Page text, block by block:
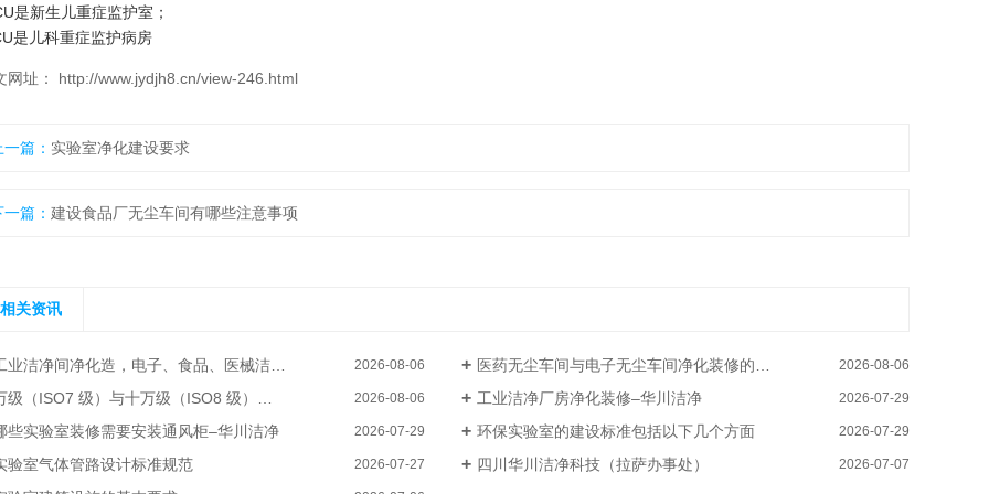
是新生儿重症监护室；
是儿科重症监护病房
网址： http://www.jydjh8.cn/view-246.html
一篇： 实验室净化建设要求
篇： 建设食品厂无尘车间有哪些注意事项
相关资讯
业洁净间净化造，电子、食品、医械洁净厂房整体装修–华川洁净 2026-08-06 医药无尘车间与电子无尘车间净化装修的区别有哪些–华川洁净 2026-08-06
（ISO7 级）与十万级（ISO8 级）电子厂洁净无尘车间装修成本差异 2026-08-06 工业洁净厂房净化装修–华川洁净 2026-07-29
些实验室装修需要安装通风柜–华川洁净 2026-07-29 环保实验室的建设标准包括以下几个方面 2026-07-29
验室气体管路设计标准规范 2026-07-27 四川华川洁净科技（拉萨办事处） 2026-07-07